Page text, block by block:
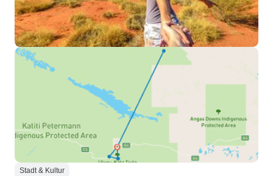
Stadt & Kultur